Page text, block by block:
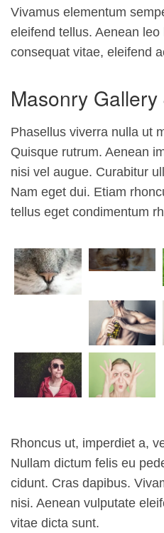
Vivamus elementum
eleifend tellus. Aenean
consequat vitae, eleifend
Masonry
Phasellus viverra nulla ut
Quisque rutrum. Aenean
nisi vel augue. Curabitur
Nam eget dui. Etiam
tellus eget condimentum
Rhoncus ut, imperdiet a,
Nullam dictum felis eu
cidunt. Cras dapibus.
nisi. Aenean vulputate
vitae dicta sunt.